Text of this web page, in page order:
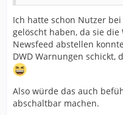
Ich hatte schon Nutzer
gelöscht haben, da sie
Newsfeed abstellen
DWD Warnungen schickt,
Also würde das auch
abschaltbar machen.